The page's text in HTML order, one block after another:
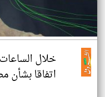
خلال
اتفاقا بشأن